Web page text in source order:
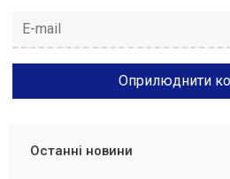
Останні новини